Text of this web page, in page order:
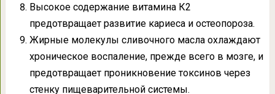
Высокое содержание витамина К2
предотвращает развитие кариеса и остеопороза.
Жирные молекулы сливочного масла охлаждают
хроническое воспаление, прежде всего в мозге, и
предотвращает проникновение токсинов через
стенку пищеварительной системы.